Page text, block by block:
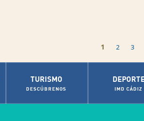
1 2 3
TURISMO
DESCÚBRENOS IMD CÁDIZ